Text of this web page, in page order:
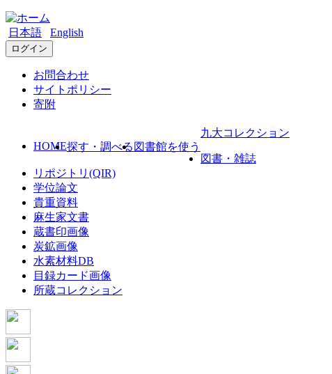
日本語 English
ログイン
お問合わせ
サイトポリシー
寄附
HOME探す・調べる 図書館を使う
九大コレクション
図書・雑誌
リポジトリ(QIR)
学位論文
貴重資料
麻生家文書
蔵書印画像
炭鉱画像
水素材料DB
目録カード画像
所蔵コレクション